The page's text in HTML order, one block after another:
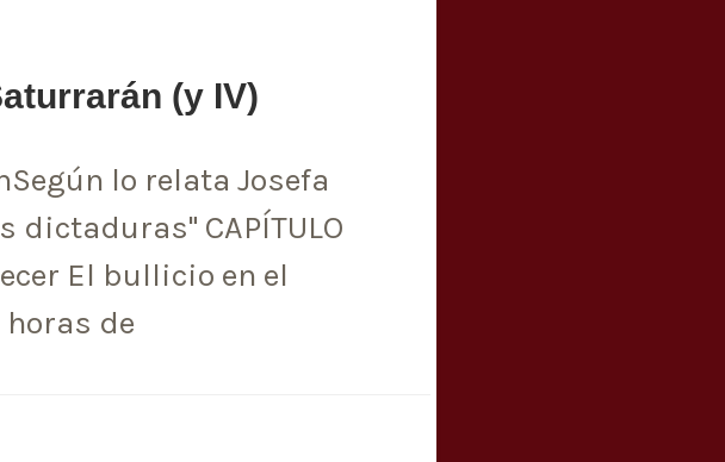
(y IV)
lo relata Josefa
dictaduras" CAPÍTULO
El bullicio en el
de